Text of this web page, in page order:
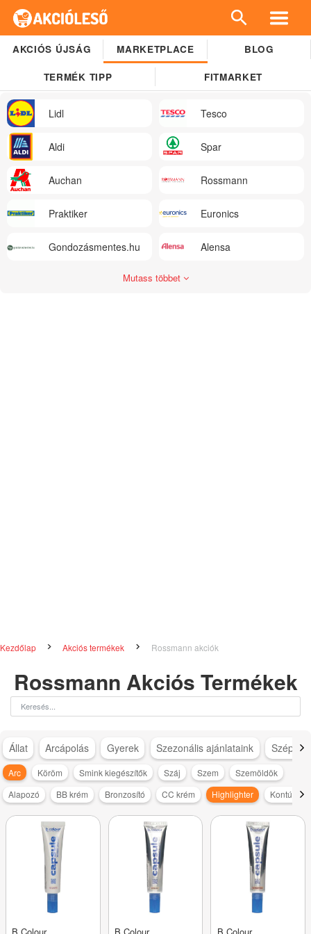
AKCIÓS ÚJSÁG MARKETPLACE BLOG
TERMÉK TIPP FITMARKET
Lidl Tesco
Aldi Spar
Auchan Rossmann
Praktiker Euronics
Gondozásmentes.hu Alensa
Mutass többet
Kezdőlap Akciós termékek Rossmann akciók
Rossmann Akciós Termékek
Állat Arcápolás Gyerek Szezonális ajánlataink
Arc Köröm Smink kiegészítők Száj Szem
Szemöldök
Alapozó
BB krém Bronzosító CC krém Highlighter Kontúrozó